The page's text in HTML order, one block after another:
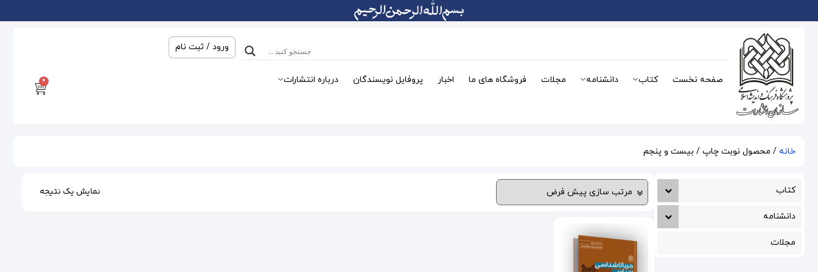
ورود / ثبت نام
صفحه نخست کتاب دانشنامه مجلات فروشگاه های ما اخبار پروفایل نویسندگان درباره انتشارات 0
خانه / محصول نوبت چاپ / بیست و پنجم
کتاب
دانشنامه
مجلات
نمایش یک نتیجه